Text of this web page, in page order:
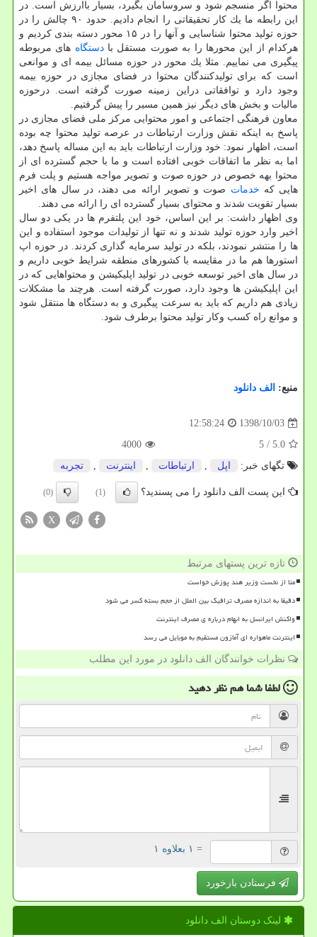
محتوا اگر منسجم شود و سروسامان بگیرد، بسیار باارزش است. در
این رابطه ما یك كار تحقیقاتی را انجام دادیم. حدود ۹۰ چالش را در
حوزه تولید محتوا شناسایی و آنها را در ۱۵ محور دسته بندی كردیم و
هركدام از این محورها را به صورت مستقل بادستگاه های مربوطه
پیگیری می نماییم. مثلا یك محور در حوزه مسائل بیمه ای و موانعی
است كه برای تولیدكنندگان محتوا در فضای مجازی در حوزه بیمه
وجود دارد و توافقاتی دراین زمینه صورت گرفته است. درحوزه
مالیات و بخش های دیگر نیز همین مسیر را پیش گرفتیم.
معاون فرهنگی اجتماعی و امور محتوایی مركز ملی فضای مجازی در
پاسخ به اینكه نقش وزارت ارتباطات در عرصه تولید محتوا چه بوده
است، اظهار نمود: خود وزارت ارتباطات باید به این مساله پاسخ دهد،
اما به نظر ما اتفاقات خوبی افتاده است و ما با حجم گسترده ای از
محتوا بهه خصوص در حوزه صوت و تصویر مواجه هستیم و پلت فرم
هایی كه خدمات صوت و تصویر ارائه می دهند، در سال های اخیر
بسیار تقویت شدند و محتوای بسیار گسترده ای را ارائه می دهند.
وی اظهار داشت: بر این اساس، خود این پلتفرم ها در یكی دو سال
اخیر وارد حوزه تولید شدند و نه تنها از تولیدات موجود استفاده و این
ها را منتشر نمودند، بلكه در تولید سرمایه گذاری كردند. در حوزه اپ
استورها هم ما در مقایسه با كشورهای منطقه شرایط خوبی داریم و
در سال های اخیر توسعه خوبی در تولید اپلیكیشن و محتواهایی كه در
این اپلیكیشن ها وجود دارد، صورت گرفته است. هرچند ما مشكلات
زیادی هم داریم كه باید به سرعت پیگیری و به دستگاه ها منتقل شود
و موانع راه كسب وكار تولید محتوا برطرف شود.
منبع: الف دانلود
1398/10/03
12:58:24
5.0
/ 5
4000
تگهای خبر:
اپل , ارتباطات , اینترنت , تجربه
این پست الف دانلود را می پسندید؟ (1)
(0)
X
تازه ترین پستهای مرتبط
متا از نخست وزیر هند پوزش خواست
دقیقا به اندازه مصرف ترافیک بین الملل از حجم بسته کسر می شود
واکنش ایرانسل به ابهام درباره ی مصرف اینترنت
اینترنت ماهواره ای آمازون مستقیم به موبایل می رسد
نظرات خوانندگان الف دانلود در مورد این مطلب
لطفا شما همنظر دهید
= ۱ بعلاوه ۱
فرستادن بازخورد
لینک دوستان الف دانلود